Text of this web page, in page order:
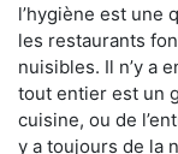
l’hygiène est une
les restaurants
nuisibles. Il n’y a
tout entier est un
cuisine, ou de
y a toujours de la